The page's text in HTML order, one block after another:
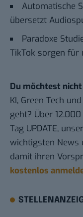
Automatische
übersetzt
Paradoxe
TikTok sorgen für
Du möchtest
KI, Green Tech
geht? Über
Tag UPDATE,
wichtigsten News
damit ihren
kostenlos